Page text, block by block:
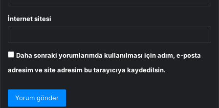
İnternet sitesi
Daha sonraki yorumlarımda kullanılması için adım, e-posta
adresim ve site adresim bu tarayıcıya kaydedilsin.